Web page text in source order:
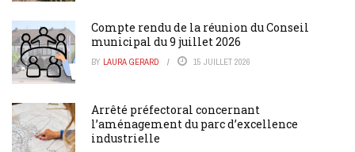
Compte rendu de la réunion du Conseil
municipal du 9 juillet 2026
BY LAURA GERARD 15 JUILLET 2026
Arrêté préfectoral concernant
l’aménagement du parc d’excellence
industrielle